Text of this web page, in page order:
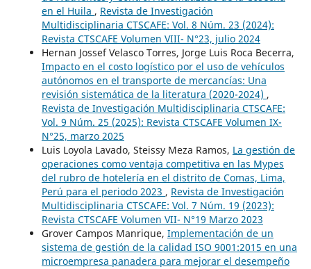
en el Huila , Revista de Investigación
Multidisciplinaria CTSCAFE: Vol. 8 Núm. 23 (2024):
Revista CTSCAFE Volumen VIII- N°23, julio 2024
Hernan Jossef Velasco Torres, Jorge Luis Roca Becerra,
Impacto en el costo logístico por el uso de vehículos
autónomos en el transporte de mercancías: Una
revisión sistemática de la literatura (2020-2024) ,
Revista de Investigación Multidisciplinaria CTSCAFE:
Vol. 9 Núm. 25 (2025): Revista CTSCAFE Volumen IX-
N°25, marzo 2025
Luis Loyola Lavado, Steissy Meza Ramos, La gestión de
operaciones como ventaja competitiva en las Mypes
del rubro de hotelería en el distrito de Comas, Lima,
Perú para el periodo 2023 , Revista de Investigación
Multidisciplinaria CTSCAFE: Vol. 7 Núm. 19 (2023):
Revista CTSCAFE Volumen VII- N°19 Marzo 2023
Grover Campos Manrique, Implementación de un
sistema de gestión de la calidad ISO 9001:2015 en una
microempresa panadera para mejorar el desempeño